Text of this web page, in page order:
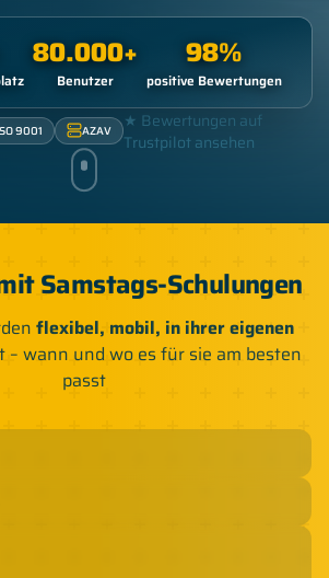
80.000+
Benutzer
98%
positive Bewertungen
9001 AZAV
★ Bewertungen auf
Trustpilot ansehen
Samstags-Schulungen
flexibel, mobil, in ihrer eigenen
– wann und wo es für sie am besten
passt